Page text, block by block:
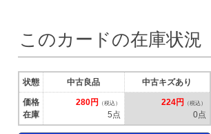
このカードの在庫状況
状態
価格
在庫
中古良品
280円 （税込）
5点
中古キズあり
224円 （税込）
0点